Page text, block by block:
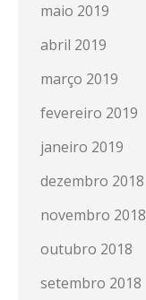
maio 2019
abril 2019
março 2019
fevereiro 2019
janeiro 2019
dezembro 2018
novembro 2018
outubro 2018
setembro 2018